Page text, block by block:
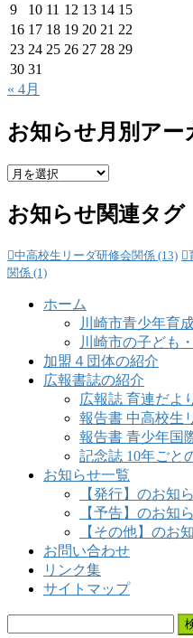
9
10 11 12 13 14 15
16 17 18 19 20 21 22
23 24 25 26 27 28 29
30 31
« 4月
お知らせ月別アー
お
ら
せ
月
別
お知らせ関連タグ
中高校生リーダ研修会関係 (13)
関係 (1)
ホーム
川崎市青少年育
川崎市の子ども
加盟４団体の紹介
広報書誌の紹介
広報誌 育連だよ
報告書 中高校生
報告書 青少年国
記念誌 10年ごと
お知らせ一覧
【発行】のお知
【予告】のお知
【その他】のお
お問い合わせ
リンク集
サイトマップ